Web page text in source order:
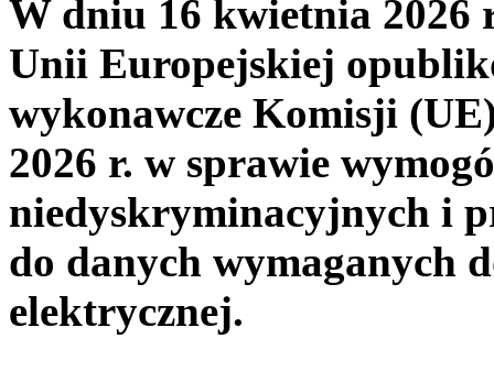
W dniu 16 kwietnia 2026
Unii Europejskiej
wykonawcze Komisji
2026 r. w sprawie
niedyskryminacyjnych i
do danych wymaganych
elektrycznej.